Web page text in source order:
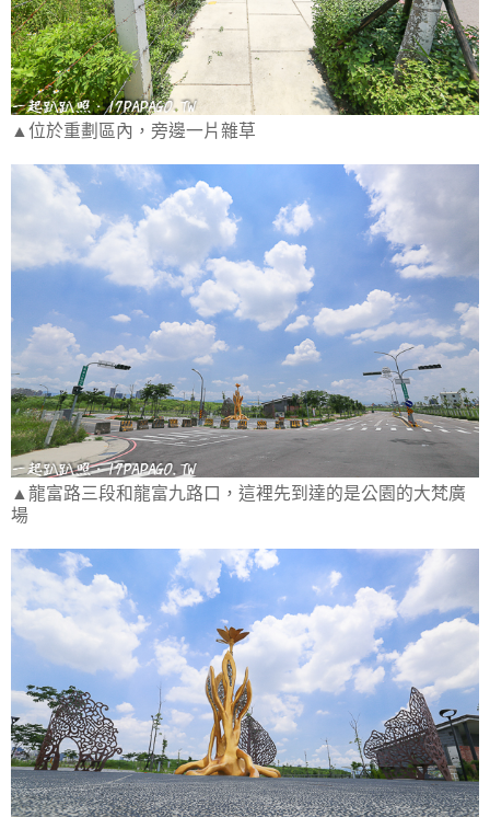
▲位於重劃區內，旁邊一片雜草
▲龍富路三段和龍富九路口，這裡先到達的是公園的大梵廣
場